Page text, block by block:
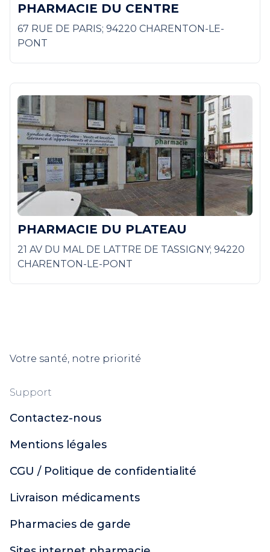
PHARMACIE DU CENTRE
67 RUE DE PARIS; 94220 CHARENTON-LE-
PONT
PHARMACIE DU PLATEAU
21 AV DU MAL DE LATTRE DE TASSIGNY; 94220
CHARENTON-LE-PONT
Votre santé, notre priorité
Support
Contactez-nous
Mentions légales
CGU / Politique de confidentialité
Livraison médicaments
Pharmacies de garde